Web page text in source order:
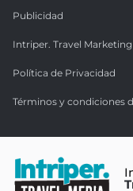
Publicidad
Intriper. Travel Marketing
Política de Privacidad
Términos y condiciones